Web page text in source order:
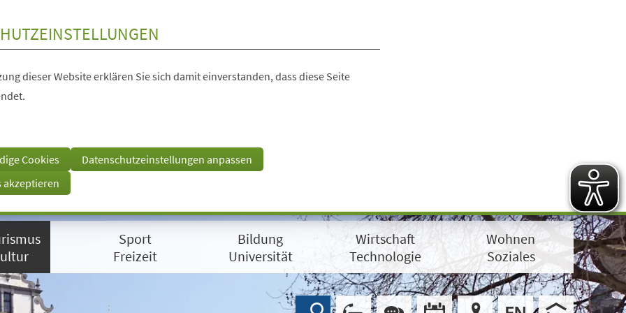
dieser Website erklären Sie sich damit einverstanden, dass diese Seite
Cookies
Datenschutzeinstellungen anpassen
akzeptieren
Sport
Freizeit
Bildung
Universität
Wirtschaft
Technologie
Wohnen
Soziales